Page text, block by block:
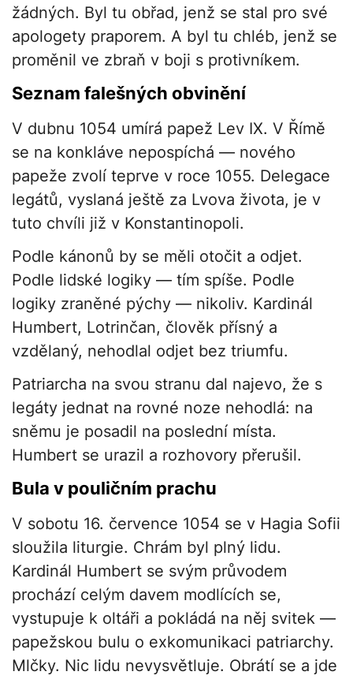
žádných. Byl tu obřad, jenž se stal pro své
apologety praporem. A byl tu chléb, jenž se
proměnil ve zbraň v boji s protivníkem.
Seznam falešných obvinění
V dubnu 1054 umírá papež Lev IX. V Římě
se na konkláve nepospíchá — nového
papeže zvolí teprve v roce 1055. Delegace
legátů, vyslaná ještě za Lvova života, je v
tuto chvíli již v Konstantinopoli.
Podle kánonů by se měli otočit a odjet.
Podle lidské logiky — tím spíše. Podle
logiky zraněné pýchy — nikoliv. Kardinál
Humbert, Lotrinčan, člověk přísný a
vzdělaný, nehodlal odjet bez triumfu.
Patriarcha na svou stranu dal najevo, že s
legáty jednat na rovné noze nehodlá: na
sněmu je posadil na poslední místa.
Humbert se urazil a rozhovory přerušil.
Bula v pouličním prachu
V sobotu 16. července 1054 se v Hagia Sofii
sloužila liturgie. Chrám byl plný lidu.
Kardinál Humbert se svým průvodem
prochází celým davem modlících se,
vystupuje k oltáři a pokládá na něj svitek —
papežskou bulu o exkomunikaci patriarchy.
Mlčky. Nic lidu nevysvětluje. Obrátí se a jde